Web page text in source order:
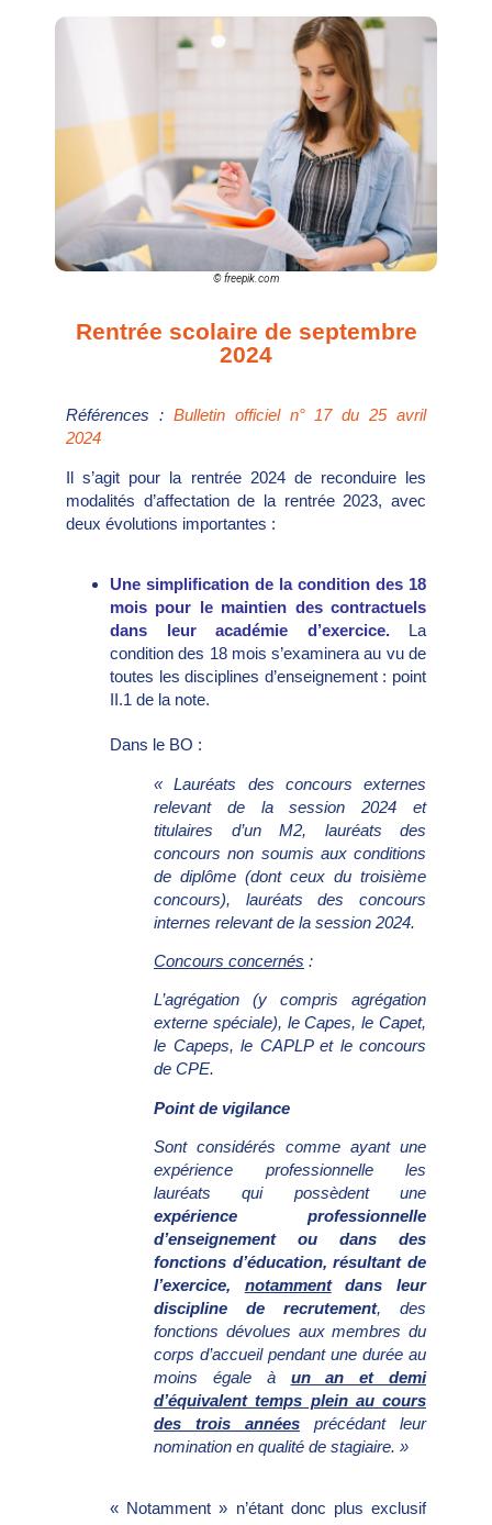
© freepik.com
Rentrée scolaire de septembre
2024
Références : Bulletin officiel n° 17 du 25 avril
2024
Il s’agit pour la rentrée 2024 de reconduire les
modalités d’affectation de la rentrée 2023, avec
deux évolutions importantes :
Une simplification de la condition des 18
mois pour le maintien des contractuels
dans leur académie d’exercice.
La
condition des 18 mois s’examinera au vu de
toutes les disciplines d’enseignement : point
II.1 de la note.
Dans le BO :
« Lauréats des concours externes
relevant de la session 2024 et
titulaires d’un M2, lauréats des
concours non soumis aux conditions
de diplôme (dont ceux du troisième
concours), lauréats des concours
internes relevant de la session 2024.
Concours concernés :
L’agrégation (y compris agrégation
externe spéciale), le Capes, le Capet,
le Capeps, le CAPLP et le concours
de CPE.
Point de vigilance
Sont considérés comme ayant une
expérience professionnelle les
lauréats qui possèdent une
expérience professionnelle
d’enseignement ou dans des
fonctions d’éducation, résultant de
l’exercice, notammentdans leur
discipline de recrutement, des
fonctions dévolues aux membres du
corps d’accueil pendant une durée au
moins égale à un an et demi
d’équivalent temps plein au cours
des trois années précédant leur
nomination en qualité de stagiaire. »
« Notamment » n’étant donc plus exclusif